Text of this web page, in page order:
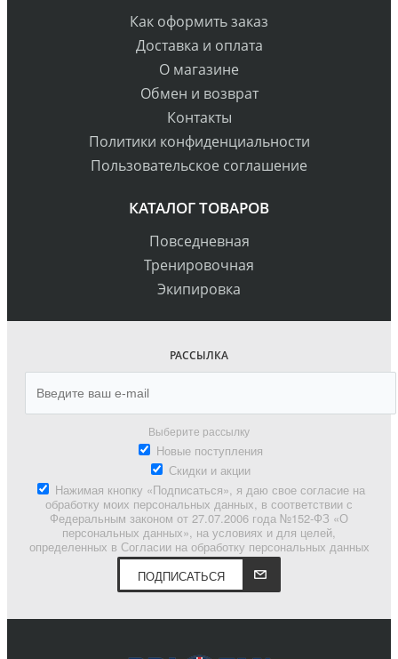
Как оформить заказ
Доставка и оплата
О магазине
Обмен и возврат
Контакты
Политики конфиденциальности
Пользовательское соглашение
КАТАЛОГ ТОВАРОВ
Повседневная
Тренировочная
Экипировка
РАССЫЛКА
Выберите рассылку
Новые поступления
Скидки и акции
Нажимая кнопку «Подписаться», я даю свое согласие на
обработку моих персональных данных, в соответствии с
Федеральным законом от 27.07.2006 года №152-ФЗ «О
персональных данных», на условиях и для целей,
определенных в Согласии на обработку персональных данных
ПОДПИСАТЬСЯ